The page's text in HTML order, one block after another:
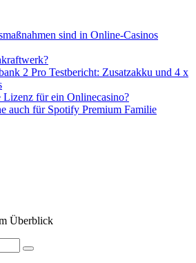
sind in Online-Casinos
2 Pro Testbericht: Zusatzakku und 4 x
für ein Onlinecasino?
auch für Spotify Premium Familie
Überblick